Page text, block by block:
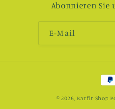
Abonnieren Sie
E-Mail
© 2026,Barfit-Shop